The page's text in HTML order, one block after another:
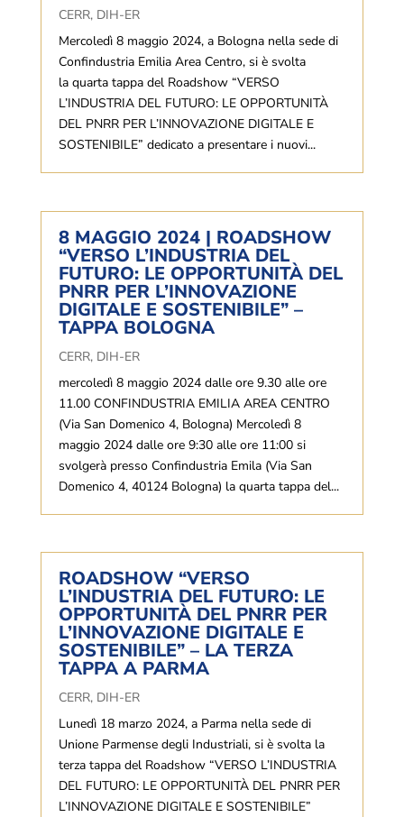
CERR, DIH-ER
Mercoledì 8 maggio 2024, a Bologna nella sede di
Confindustria Emilia Area Centro, si è svolta
la quarta tappa del Roadshow “VERSO
L’INDUSTRIA DEL FUTURO: LE OPPORTUNITÀ
DEL PNRR PER L’INNOVAZIONE DIGITALE E
SOSTENIBILE” dedicato a presentare i nuovi...
8 MAGGIO 2024 | ROADSHOW
“VERSO L’INDUSTRIA DEL
FUTURO: LE OPPORTUNITÀ DEL
PNRR PER L’INNOVAZIONE
DIGITALE E SOSTENIBILE” –
TAPPA BOLOGNA
CERR, DIH-ER
mercoledì 8 maggio 2024 dalle ore 9.30 alle ore
11.00 CONFINDUSTRIA EMILIA AREA CENTRO
(Via San Domenico 4, Bologna) Mercoledì 8
maggio 2024 dalle ore 9:30 alle ore 11:00 si
svolgerà presso Confindustria Emila (Via San
Domenico 4, 40124 Bologna) la quarta tappa del...
ROADSHOW “VERSO
L’INDUSTRIA DEL FUTURO: LE
OPPORTUNITÀ DEL PNRR PER
L’INNOVAZIONE DIGITALE E
SOSTENIBILE” – LA TERZA
TAPPA A PARMA
CERR, DIH-ER
Lunedì 18 marzo 2024, a Parma nella sede di
Unione Parmense degli Industriali, si è svolta la
terza tappa del Roadshow “VERSO L’INDUSTRIA
DEL FUTURO: LE OPPORTUNITÀ DEL PNRR PER
L’INNOVAZIONE DIGITALE E SOSTENIBILE”